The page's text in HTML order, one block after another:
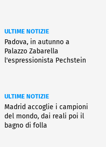
ULTIME NOTIZIE
Padova, in autunno a
Palazzo Zabarella
l'espressionista Pechstein
ULTIME NOTIZIE
Madrid accoglie i campioni
del mondo, dai reali poi il
bagno di folla